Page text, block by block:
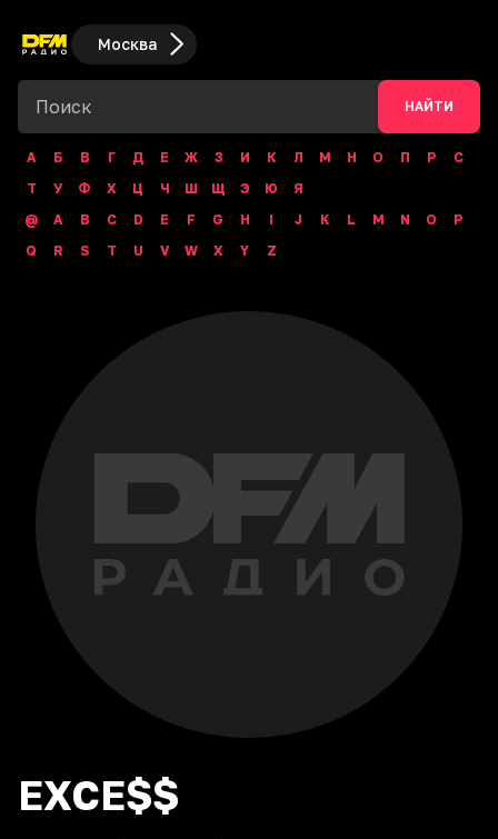
Москва
НАЙТИ
А Б В Г Д Е Ж З И К Л М Н О П Р
С
Т
У Ф Х Ц Ч Ш Щ Э Ю
Я
@
A B C D E F G H I J K L M N O
P
Q
R S T U V W X Y Z
EXCE$$